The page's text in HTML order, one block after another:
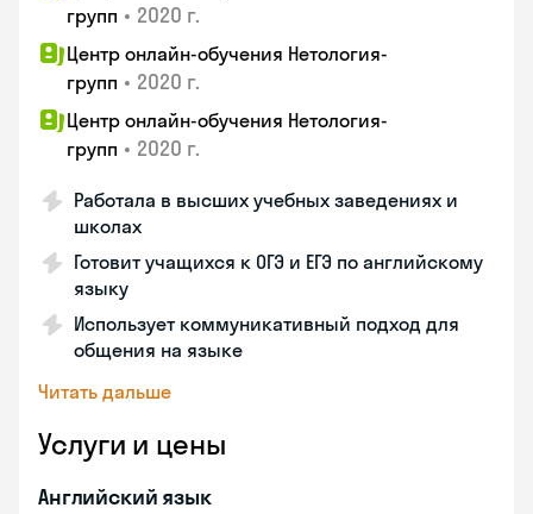
групп • 2020 г.
Центр онлайн-обучения Нетология-
групп • 2020 г.
Центр онлайн-обучения Нетология-
групп • 2020 г.
Работала в высших учебных заведениях и
школах
Готовит учащихся к ОГЭ и ЕГЭ по английскому
языку
Использует коммуникативный подход для
общения на языке
Читать дальше
Услуги и цены
Английский язык